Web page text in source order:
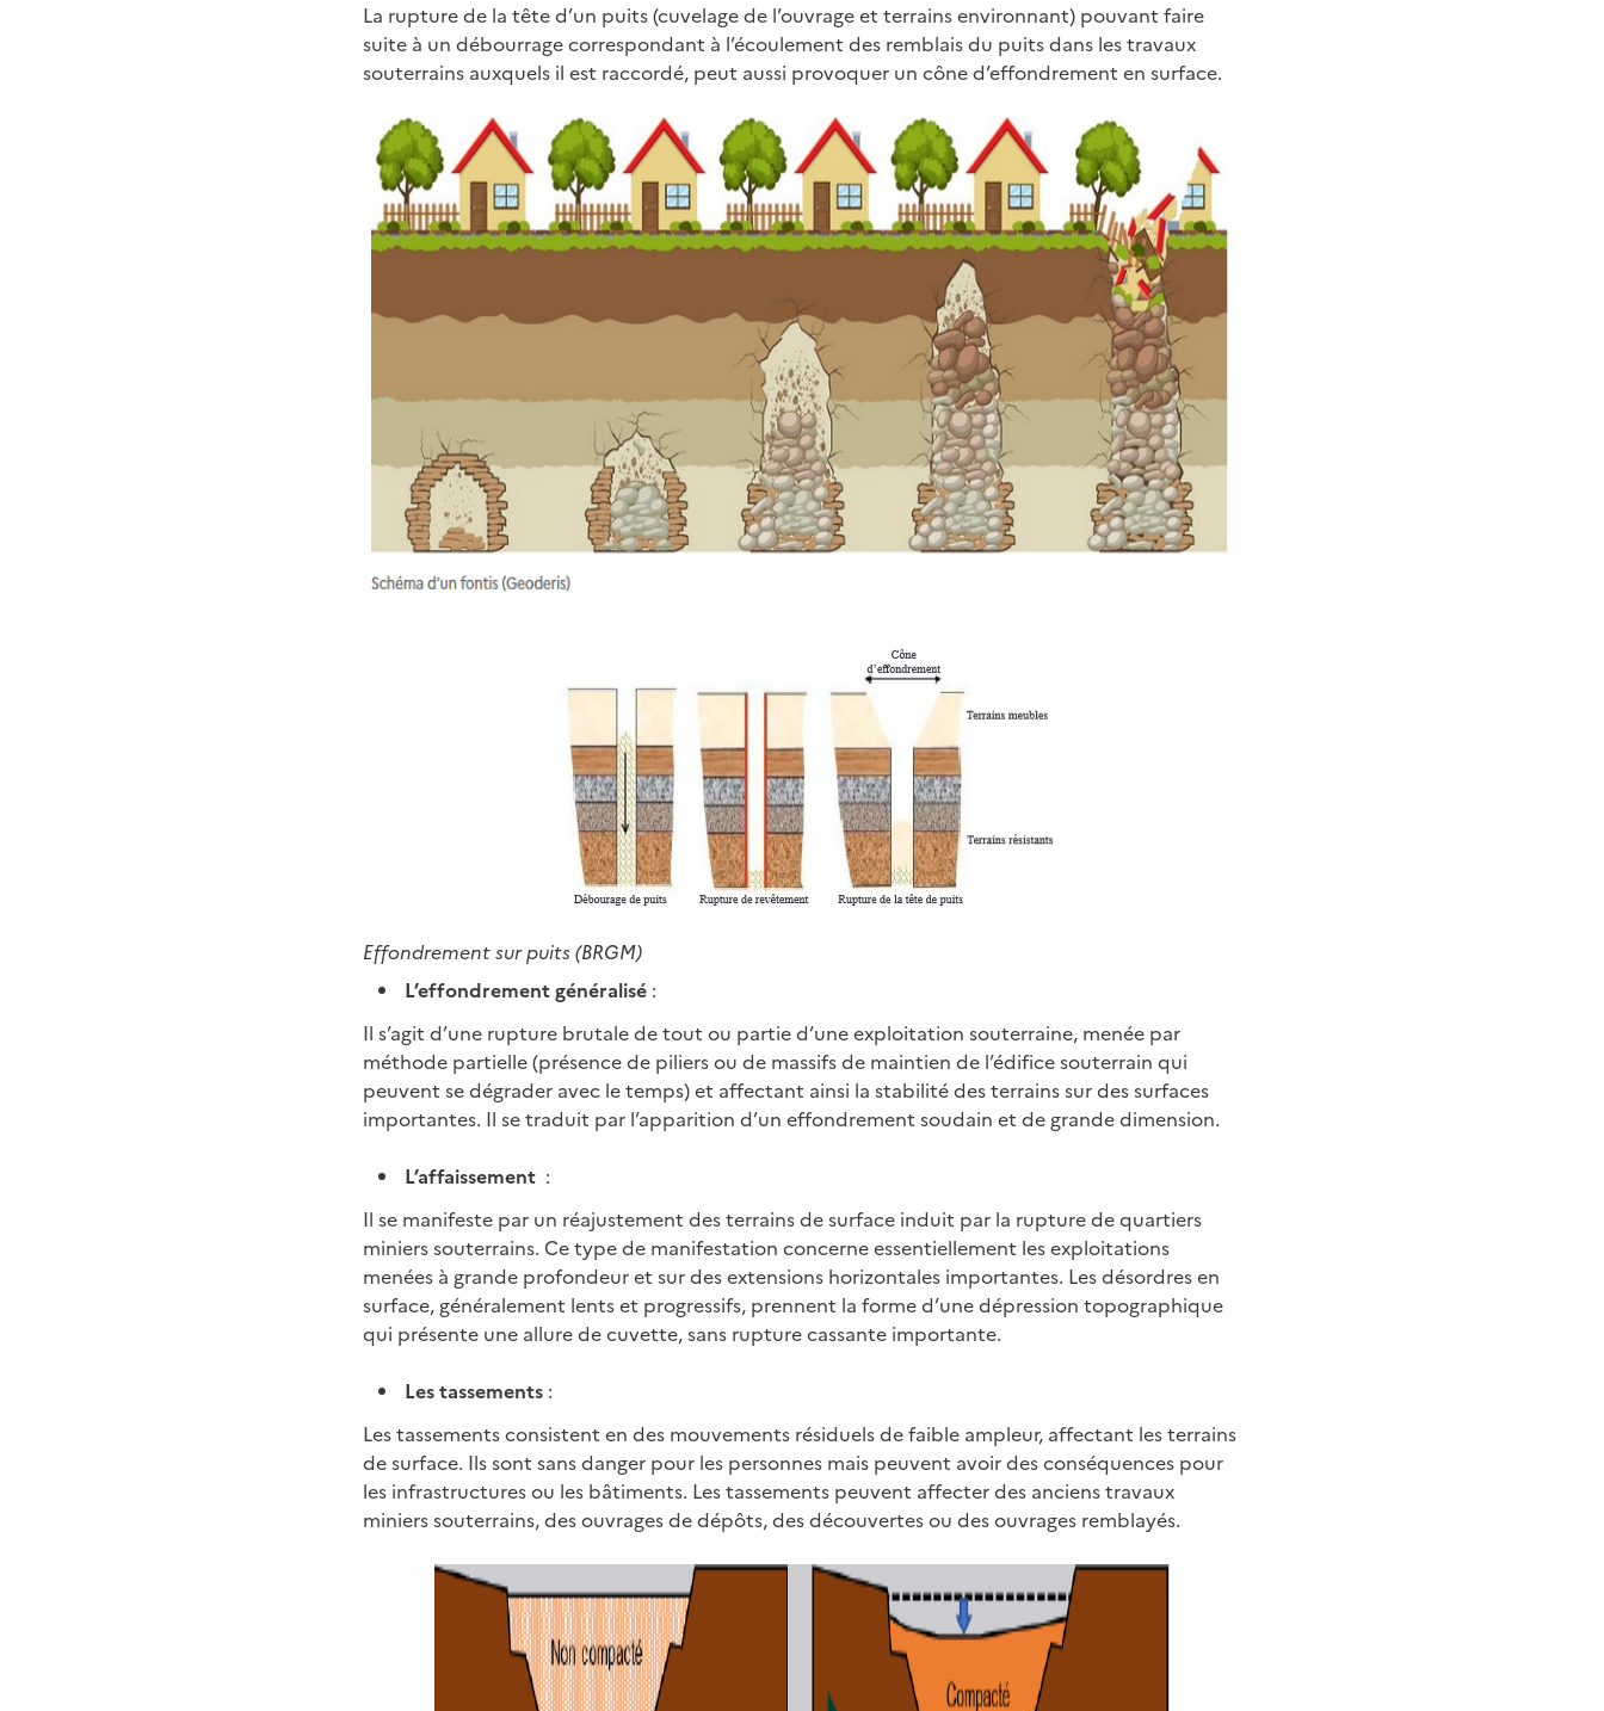
La rupture de la tête d’un puits (cuvelage de l’ouvrage et terrains environnant) pouvant faire
suite à un débourrage correspondant à l’écoulement des remblais du puits dans les travaux
souterrains auxquels il est raccordé, peut aussi provoquer un cône d’effondrement en surface.
Effondrement sur puits (BRGM)
L’effondrement généralisé :
Il s’agit d’une rupture brutale de tout ou partie d’une exploitation souterraine, menée par
méthode partielle (présence de piliers ou de massifs de maintien de l’édifice souterrain qui
peuvent se dégrader avec le temps) et affectant ainsi la stabilité des terrains sur des surfaces
importantes. Il se traduit par l’apparition d’un effondrement soudain et de grande dimension.
L’affaissement :
Il se manifeste par un réajustement des terrains de surface induit par la rupture de quartiers
miniers souterrains. Ce type de manifestation concerne essentiellement les exploitations
menées à grande profondeur et sur des extensions horizontales importantes. Les désordres en
surface, généralement lents et progressifs, prennent la forme d’une dépression topographique
qui présente une allure de cuvette, sans rupture cassante importante.
Les tassements :
Les tassements consistent en des mouvements résiduels de faible ampleur, affectant les terrains
de surface. Ils sont sans danger pour les personnes mais peuvent avoir des conséquences pour
les infrastructures ou les bâtiments. Les tassements peuvent affecter des anciens travaux
miniers souterrains, des ouvrages de dépôts, des découvertes ou des ouvrages remblayés.